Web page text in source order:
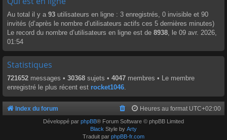
Au total il y a 93 utilisateurs en ligne : 3 enregistrés, 0 invisible et 90
invités (d’après le nombre d’utilisateurs actifs ces 5 dernières minutes)
Le record du nombre d’utilisateurs en ligne est de 8938, le 09 avr. 2026,
01:54
Statistiques
721652 messages • 30368 sujets • 4047 membres • Le membre
enregistré le plus récent est rocket1046.
Index du forum Heures au format UTC+02:00
Développé par phpBB® Forum Software © phpBB Limited
Black Style by Arty
Traduit par phpBB-fr.com